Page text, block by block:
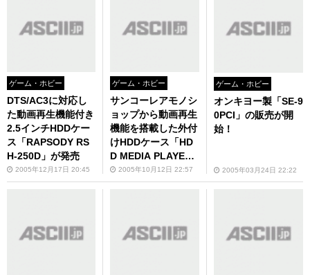
ゲーム・ホビー
DTS/AC3に対応し
た動画再生機能付き
2.5インチHDDケー
ス「RAPSODY RS
H-250D」が発売
2005年12月17日 20:45
ゲーム・ホビー
サンコーレアモノシ
ョップから動画再生
機能を搭載した外付
けHDDケース「HD
D MEDIA PLAYE
R」登場!
2005年10月12日 22:57
ゲーム・ホビー
オンキヨー製「SE-9
0PCI」の販売が開
始！
2005年03月24日 22:22